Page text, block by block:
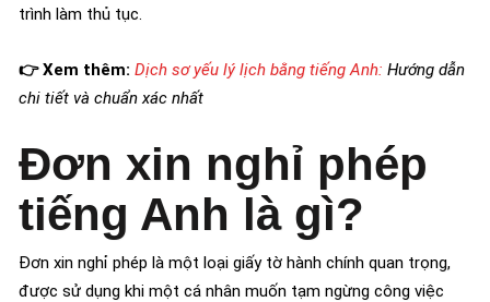
trình làm thủ tục.
👉 Xem thêm: Dịch sơ yếu lý lịch bằng tiếng Anh: Hướng dẫn
chi tiết và chuẩn xác nhất
Đơn xin nghỉ phép
tiếng Anh là gì?
Đơn xin nghỉ phép là một loại giấy tờ hành chính quan trọng,
được sử dụng khi một cá nhân muốn tạm ngừng công việc